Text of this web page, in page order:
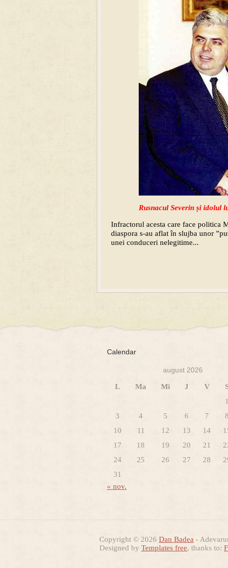
Rusnacul Severin și idolul
Infractorul acesta care face politica
diaspora s-au aflat în slujba unor
unei conduceri nelegitime...
Calendar
august 2026
L Ma Mi J V
1
3
4 5 6 7 8
10
11 12 13 14
17
18 19 20 21
24
25 26 27 28
31
« nov.
Copyright © 2026 Dan Badea -
Designed by Templates free, thanks to: